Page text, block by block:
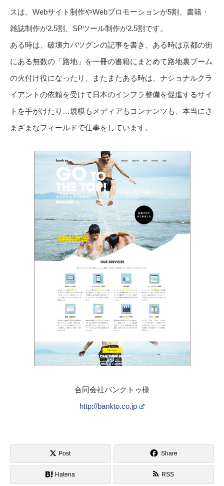
スは、Webサイト制作やWebプロモーションが5割、書籍・
雑誌制作が2.5割、SPツール制作が2.5割です。
ある時は、破壊力バツグンの記事を書き、ある時は京都の街
にある無数の「路地」を一冊の書籍にまとめて路地裏ブーム
の火付け役になったり、またまたある時は、ナショナルクラ
イアントの依頼を受けて日本のインフラ整備を促進するサイ
トを手がけたり…規模もメディアもコンテンツも、本当にさ
まざまなフィールドで仕事をしています。
合同会社バンクトゥ様
http://bankto.co.jp
Post Share
Hatena RSS